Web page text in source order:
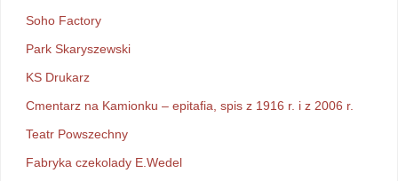
Soho Factory
Park Skaryszewski
KS Drukarz
Cmentarz na Kamionku – epitafia, spis z 1916 r. i z 2006 r.
Teatr Powszechny
Fabryka czekolady E.Wedel